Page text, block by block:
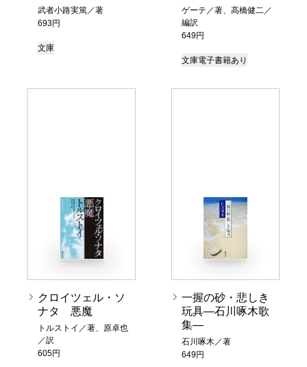
武者小路実篤／著
693円
文庫
ゲーテ／著、高橋健二／
編訳
649円
文庫電子書籍あり
クロイツェル・ソ
ナタ 悪魔
トルストイ／著、原卓也
／訳
605円
一握の砂・悲しき
玩具―石川啄木歌
集―
石川啄木／著
649円